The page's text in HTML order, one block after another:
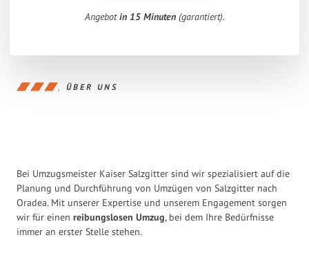
Angebotin 15 Minuten(garantiert).
ÜBER UNS
Bei Umzugsmeister Kaiser Salzgitter sind wir spezialisiert auf die
Planung und Durchführung von Umzügen von Salzgitter nach
Oradea. Mit unserer Expertise und unserem Engagement sorgen
wir für einen reibungslosen Umzug, bei dem Ihre Bedürfnisse
immer an erster Stelle stehen.